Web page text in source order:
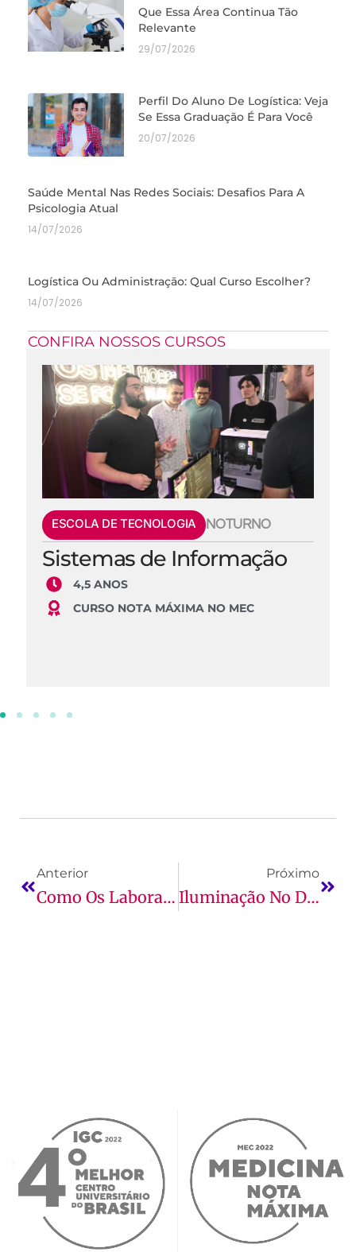
Que Essa Área Continua Tão
Relevante
29/07/2026
Perfil Do Aluno De Logística: Veja
Se Essa Graduação É Para Você
20/07/2026
Saúde Mental Nas Redes Sociais: Desafios Para A
Psicologia Atual
14/07/2026
Logística Ou Administração: Qual Curso Escolher?
14/07/2026
CONFIRA NOSSOS CURSOS
ESCOLA DE TECNOLOGIA NOTURNO
Sistemas de Informação
4,5 ANOS
CURSO NOTA MÁXIMA NO MEC
Anterior
Como Os Laboratórios Contribuem Para A Formação Do Farmacêutico
Próximo
Iluminação No Design De Interiores: Por Que Ela É Tão Importante